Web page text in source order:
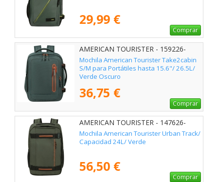
29,99 €
Comprar
AMERICAN TOURISTER - 159226-
1257
Mochila American Tourister Take2cabin
S/M para Portátiles hasta 15.6"/ 26.5L/
Verde Oscuro
36,75 €
Comprar
AMERICAN TOURISTER - 147626-
3457
Mochila American Tourister Urban Track/
Capacidad 24L/ Verde
56,50 €
Comprar